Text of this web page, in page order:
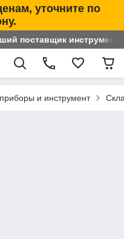
уточните по
поставщик
и инструмент